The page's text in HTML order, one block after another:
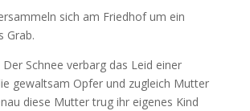
sich am Friedhof um ein
Grab.
Der Schnee verbarg das Leid einer
gewaltsam Opfer und zugleich Mutter
diese Mutter trug ihr eigenes Kind